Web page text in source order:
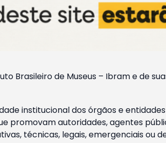
Brasileiro de Museus – Ibram e de
institucional dos órgãos e
promovam autoridades, agentes
técnicas, legais, emergenciais ou